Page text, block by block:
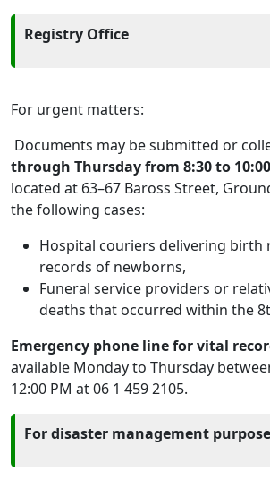
Registry Office
For urgent matters:
Documents may be submitted or
through Thursday from 8:30 to
located at 63–67 Baross Street,
the following cases:
Hospital couriers delivering birth
records of newborns,
Funeral service providers or
deaths that occurred within the
Emergency phone line for vital
available Monday to Thursday
12:00 PM at 06 1 459 2105.
For disaster management